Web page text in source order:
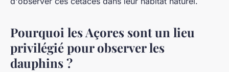
Pourquoi les Açores sont un lieu
privilégié pour observer les
dauphins ?